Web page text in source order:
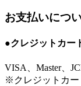
お支払いにつ
●クレジットカー
VISA、Master、
※クレジットカー